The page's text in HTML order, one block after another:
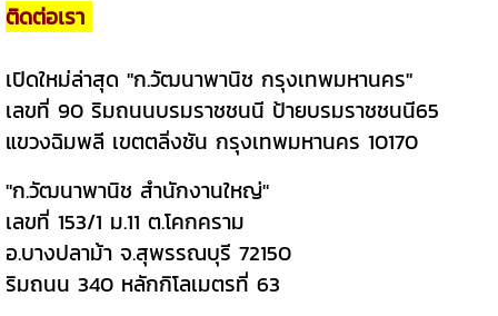
ติดต่อเรา
เปิดใหม่ล่าสุด "ก.วัฒนาพานิช กรุงเทพมหานคร"
เลขที่ 90 ริมถนนบรมราชชนนี ป้ายบรมราชชนนี65
แขวงฉิมพลี เขตตลิ่งชัน กรุงเทพมหานคร 10170
"ก.วัฒนาพานิช สำนักงานใหญ่"
เลขที่ 153/1 ม.11 ต.โคกคราม
อ.บางปลาม้า จ.สุพรรณบุรี 72150
ริมถนน 340 หลักกิโลเมตรที่ 63